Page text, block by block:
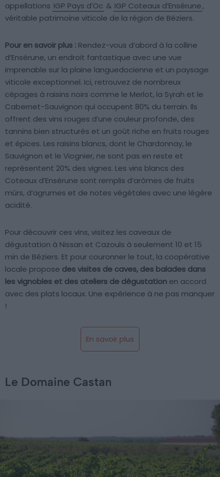
appellations IGP Pays d’Oc & IGP Coteaux d’Ensérune,
véritable patrimoine viticole de la région de Béziers.
Pour en savoir plus : Rendez-vous d’abord à la colline
d’Ensérune, un endroit fantastique avec une vue
imprenable sur la plaine languedocienne et un paysage
viticole exceptionnel. Ici, retrouvez de nombreux
cépages à raisins noirs comme le Merlot, la Syrah et le
Cabernet-Sauvignon qui occupent 80% du terrain. Ils
offrent des vins rouges d’une couleur profonde, des
tannins bien structurés et un goût riche en fruits rouges
et épices. Les raisins blancs, dont le Chardonnay, le
Sauvignon et le Viognier, ne sont pas en reste et
représentent 20% des vignes. Les vins blancs des
Coteaux d’Ensérune sont remplis d’arômes de fruits
mûrs, d’agrumes et de notes végétales avec une légère
acidité.
Pour découvrir ces vins, visitez les caveaux de
dégustation à Nissan et Cazouls à seulement 10 et 15
min de Béziers. Et pour couronner le tout, la coopérative
locale propose des visites de caves, des balades dans
les vignobles et des ateliers de dégustation en accord
avec des plats locaux. Une expérience à ne pas manquer
!
En savoir plus
Le Domaine Castan